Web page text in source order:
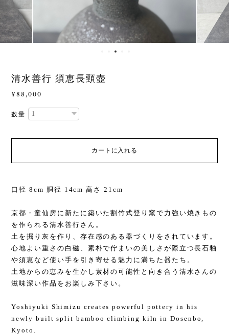
清水善行 須恵長頸壺
¥88,000
数量
カートに入れる
口径 8cm 胴径 14cm 高さ 21cm
京都・童仙房に新たに築いた割竹式登り窯で力強い焼きもの
を作られる清水善行さん。
土を掘り灰を作り、存在感のある器づくりをされています。
心地よい重さの白磁、素朴で佇まいの美しさが際立つ長石釉
や須恵など使い手を引き寄せる魅力に満ちた器たち。
土地からの恵みを生かし素材の可能性と向き合う清水さんの
滋味深い作品をお楽しみ下さい。
Yoshiyuki Shimizu creates powerful pottery in his
newly built split bamboo climbing kiln in Dosenbo,
Kyoto.